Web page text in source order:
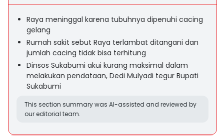
Raya meninggal karena tubuhnya dipenuhi cacing
gelang
Rumah sakit sebut Raya terlambat ditangani dan
jumlah cacing tidak bisa terhitung
Dinsos Sukabumi akui kurang maksimal dalam
melakukan pendataan, Dedi Mulyadi tegur Bupati
Sukabumi
This section summary was AI-assisted and reviewed by
our editorial team.